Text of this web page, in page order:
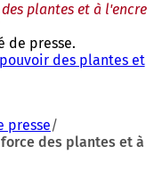
plantes et à l'encre
de presse.
des plantes et
presse
des plantes et à